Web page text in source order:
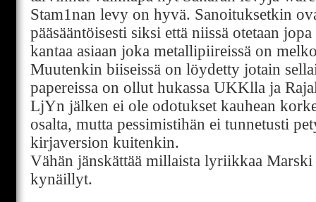
Stam1nan levy on hyvä. Sanoituksetkin
pääsääntöisesti siksi että niissä otetaan
kantaa asiaan joka metallipiireissä on
Muutenkin biiseissä on löydetty jotain
papereissa on ollut hukassa UKKlla ja
LjYn jälken ei ole odotukset kauhean
osalta, mutta pessimistihän ei tunnetusti
kirjaversion kuitenkin.
Vähän jänskättää millaista lyriikkaa Marski
kynäillyt.